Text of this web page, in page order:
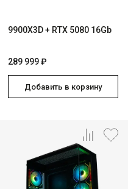
9900X3D + RTX 5080 16Gb
289 999 ₽
Добавить в корзину